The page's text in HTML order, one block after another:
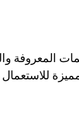
للاستعمال